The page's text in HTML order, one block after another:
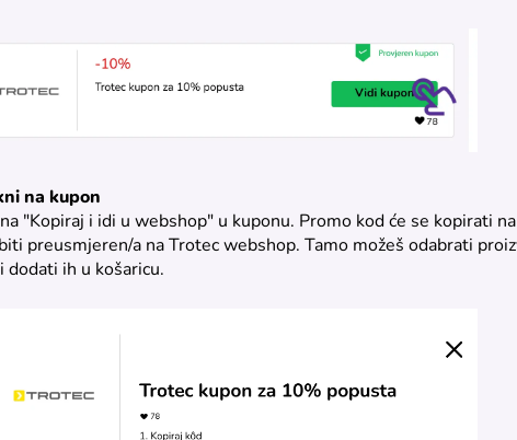
na kupon
"Kopiraj i idi u webshop" u kuponu. Promo kod će se kopirati
preusmjeren/a na Trotec webshop. Tamo možeš odabrati
dodati ih u košaricu.